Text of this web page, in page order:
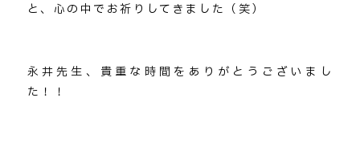
と、心の中でお祈りしてきました（笑）
永井先生、貴重な時間をありがとうございまし
た！！